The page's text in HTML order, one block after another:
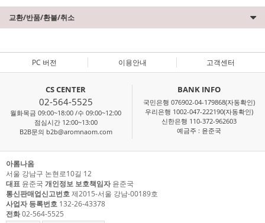
교환/반품/환불/취소
PC 버전 이용안내 고객센터
CS CENTER
02-564-5525
월화목금 09:00~18:00 /수 09:00~12:00
점심시간 12:00~13:00
B2B문의 b2b@aromnaom.com
BANK INFO
국민은행 076902-04-179868(자동확인)
우리은행 1002-047-222190(자동확인)
신한은행 110-372-962603
예금주 : 윤준국
아롬나옴
서울 강남구 논현로10길 12
대표 윤준국 개인정보 보호책임자윤준국
통신판매업신고번호제2015-서울 강남-00189호
사업자 등록번호 132-26-43378
전화02-564-5525